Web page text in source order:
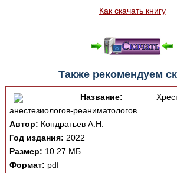
Как скачать книгу
Также рекомендуем
Название:
анестезиологов-реаниматологов.
Автор: Кондратьев А.Н.
Год издания: 2022
Размер: 10.27 МБ
Формат: pdf